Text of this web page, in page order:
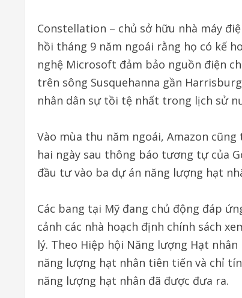
Constellation – chủ sở hữu nhà máy
hồi tháng 9 năm ngoái rằng họ có kế
nghệ Microsoft đảm bảo nguồn điện
trên sông Susquehanna gần
nhân dân sự tồi tệ nhất trong lịch sử
Vào mùa thu năm ngoái, Amazon
hai ngày sau thông báo tương tự của
đầu tư vào ba dự án năng lượng hạt
Các bang tại Mỹ đang chủ động đáp
cảnh các nhà hoạch định chính sách
lý. Theo Hiệp hội Năng lượng Hạt
năng lượng hạt nhân tiên tiến và chỉ
năng lượng hạt nhân đã được đưa ra.